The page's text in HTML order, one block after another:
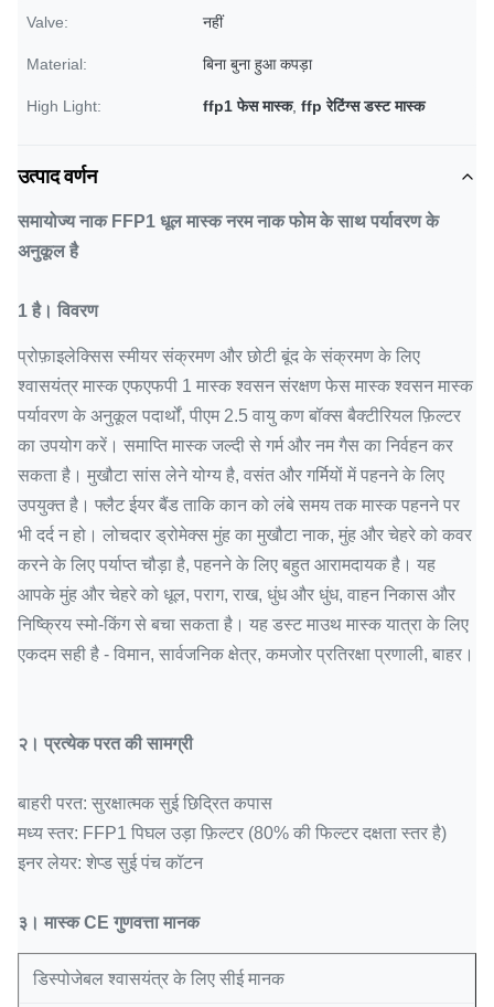
Valve: नहीं
Material: बिना बुना हुआ कपड़ा
High Light: ffp1 फेस मास्क, ffp रेटिंग्स डस्ट मास्क
उत्पाद वर्णन
समायोज्य नाक FFP1 धूल मास्क नरम नाक फोम के साथ पर्यावरण के
अनुकूल है
1 है। विवरण
प्रोफ़ाइलेक्सिस स्मीयर संक्रमण और छोटी बूंद के संक्रमण के लिए
श्वासयंत्र मास्क एफएफपी 1 मास्क श्वसन संरक्षण फेस मास्क श्वसन मास्क
पर्यावरण के अनुकूल पदार्थों, पीएम 2.5 वायु कण बॉक्स बैक्टीरियल फ़िल्टर
का उपयोग करें। समाप्ति मास्क जल्दी से गर्म और नम गैस का निर्वहन कर
सकता है। मुखौटा सांस लेने योग्य है, वसंत और गर्मियों में पहनने के लिए
उपयुक्त है। फ्लैट ईयर बैंड ताकि कान को लंबे समय तक मास्क पहनने पर
भी दर्द न हो। लोचदार ड्रोमेक्स मुंह का मुखौटा नाक, मुंह और चेहरे को कवर
करने के लिए पर्याप्त चौड़ा है, पहनने के लिए बहुत आरामदायक है। यह
आपके मुंह और चेहरे को धूल, पराग, राख, धुंध और धुंध, वाहन निकास और
निष्क्रिय स्मो-किंग से बचा सकता है। यह डस्ट माउथ मास्क यात्रा के लिए
एकदम सही है - विमान, सार्वजनिक क्षेत्र, कमजोर प्रतिरक्षा प्रणाली, बाहर।
२। प्रत्येक परत की सामग्री
बाहरी परत: सुरक्षात्मक सुई छिद्रित कपास
मध्य स्तर: FFP1 पिघल उड़ा फ़िल्टर (80% की फिल्टर दक्षता स्तर है)
इनर लेयर: शेप्ड सुई पंच कॉटन
३। मास्क CE गुणवत्ता मानक
डिस्पोजेबल श्वासयंत्र के लिए सीई मानक